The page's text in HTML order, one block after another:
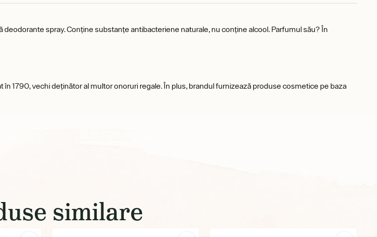
spray. Conține substanțe antibacteriene naturale, nu conține alcool. Parfumul său? În
1790, vechi deținător al multor onoruri regale. În plus, brandul furnizează produse cosmetice pe baza
similare